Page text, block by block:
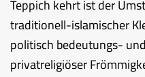
Teppich kehrt ist der
traditionell-islamischer
politisch bedeutungs-
privatreligiöser